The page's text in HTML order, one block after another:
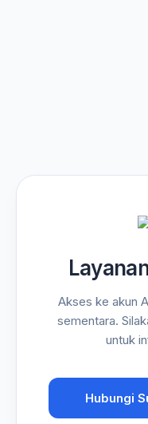
Akses ke akun
sementara.
untuk
Hubungi